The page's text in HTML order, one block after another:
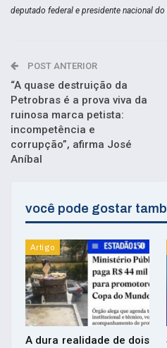
deputado federal e presidente nacional do
POST ANTERIOR
“A quase destruição da
Petrobras é a prova viva da
ruinosa marca petista:
incompetência e
corrupção”, afirma José
Aníbal
você pode gostar
Artigo
A dura realidade de dois